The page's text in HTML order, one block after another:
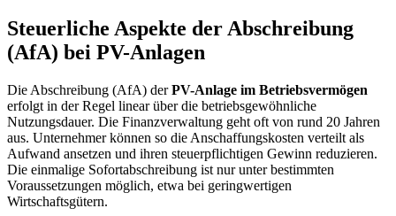
Steuerliche Aspekte der Abschreibung
(AfA) bei PV-Anlagen
Die Abschreibung (AfA) derPV-Anlage im Betriebsvermögen
erfolgt in der Regel linear über die betriebsgewöhnliche
Nutzungsdauer. Die Finanzverwaltung geht oft von rund 20 Jahren
aus. Unternehmer können so die Anschaffungskosten verteilt als
Aufwand ansetzen und ihren steuerpflichtigen Gewinn reduzieren.
Die einmalige Sofortabschreibung ist nur unter bestimmten
Voraussetzungen möglich, etwa bei geringwertigen
Wirtschaftsgütern.